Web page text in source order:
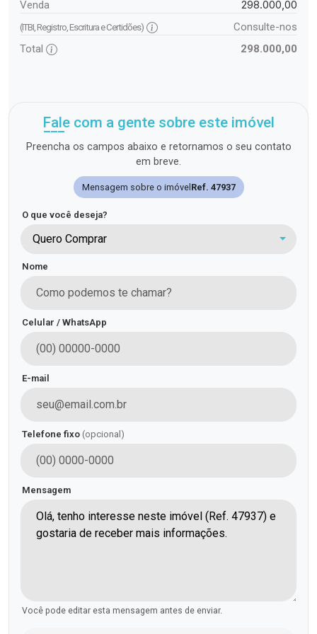
Venda 298.000,00
(ITBI, Registro, Escritura e Certidões)
Consulte-nos
Total
298.000,00
Fale com a gente sobre este imóvel
Preencha os campos abaixo e retornamos o seu contato
em breve.
Mensagem sobre o imóvel Ref. 47937
O que você deseja?
Quero Comprar
Nome
Celular / WhatsApp
E-mail
Telefone fixo (opcional)
Mensagem
Você pode editar esta mensagem antes de enviar.